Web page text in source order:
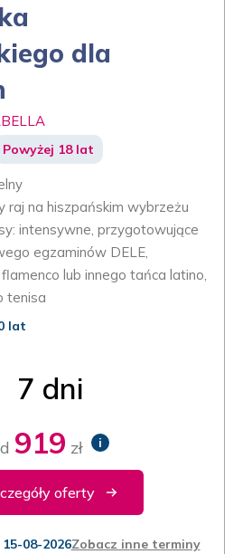
dla
Powyżej 18 lat
raj na hiszpańskim wybrzeżu
intensywne, przygotowujące
egzaminów DELE,
lub innego tańca latino,
tenisa
lat
7 dni
919 zł i
oferty
08-2026Zobacz inne terminy